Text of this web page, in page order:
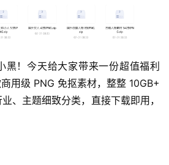
黑！今天给大家带来一份超值福利
级 PNG 免抠素材，整整 10GB+
、主题细致分类，直接下载即用，